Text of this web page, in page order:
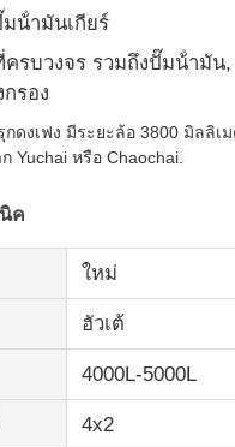
ย็น
Truck
เศษ
น้ํามันเกียร์
รบวงจร รวมถึงปั๊มน้ํามัน,
กรอง
ดงเฟง มีระยะล้อ 3800 มิลลิเ
Yuchai หรือ Chaochai.
ค
ใหม่
ฮัวเต้
4000L-5000L
4x2